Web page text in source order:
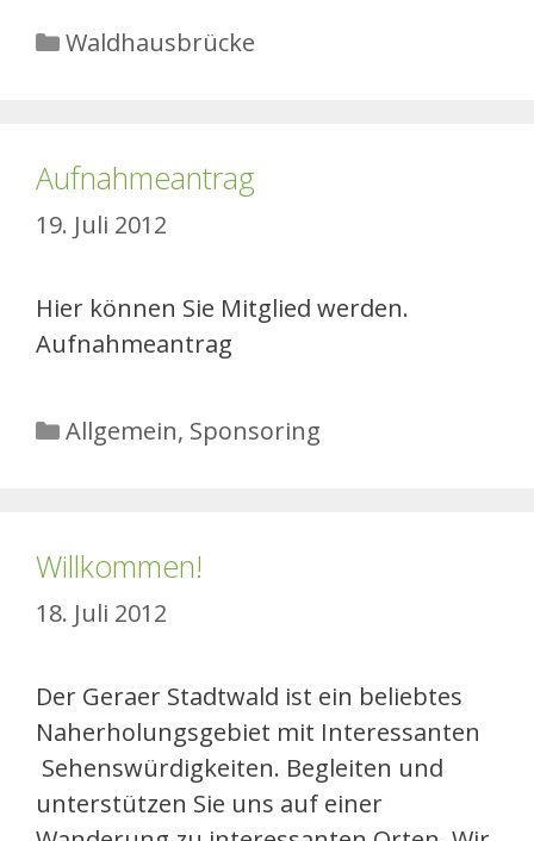
Kategorien
Waldhausbrücke
Aufnahmeantrag
19. Juli 2012
Hier können Sie Mitglied werden.
Aufnahmeantrag
Kategorien
Allgemein, Sponsoring
Willkommen!
18. Juli 2012
Der Geraer Stadtwald ist ein beliebtes
Naherholungsgebiet mit Interessanten
Sehenswürdigkeiten. Begleiten und
unterstützen Sie uns auf einer